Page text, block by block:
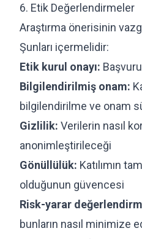
6. Etik Değerlendirmeler
Araştırma önerisinin
Şunları içermelidir:
Etik kurul onayı:
Bilgilendirilmiş onam:
bilgilendirilme ve onam
Gizlilik: Verilerin nasıl
anonimleştirileceği
Gönüllülük: Katılımın
olduğunun güvencesi
Risk-yarar
bunların nasıl minimize